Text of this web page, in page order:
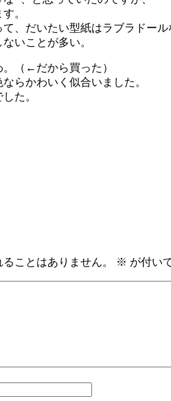
。
、だいたい型紙はラブラドール
いことが多い。
。（←だから買った）
らかわいく似合いました。
た。
ことはありません。 ※ が付い